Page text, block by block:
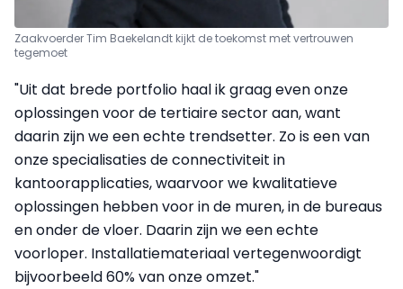
Zaakvoerder Tim Baekelandt kijkt de toekomst met vertrouwen
tegemoet
"Uit dat brede portfolio haal ik graag even onze
oplossingen voor de tertiaire sector aan, want
daarin zijn we een echte trendsetter. Zo is een van
onze specialisaties de connectiviteit in
kantoorapplicaties, waarvoor we kwalitatieve
oplossingen hebben voor in de muren, in de bureaus
en onder de vloer. Daarin zijn we een echte
voorloper. Installatiemateriaal vertegenwoordigt
bijvoorbeeld 60% van onze omzet."